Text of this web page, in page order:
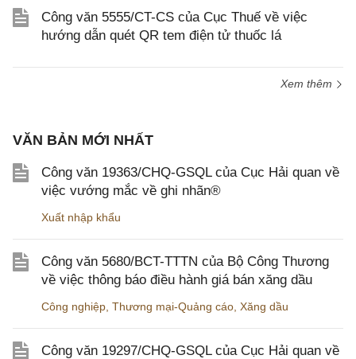
Công văn 5555/CT-CS của Cục Thuế về việc
hướng dẫn quét QR tem điện tử thuốc lá
Xem thêm
VĂN BẢN MỚI NHẤT
Công văn 19363/CHQ-GSQL của Cục Hải quan về
việc vướng mắc về ghi nhãn®
Xuất nhập khẩu
Công văn 5680/BCT-TTTN của Bộ Công Thương
về việc thông báo điều hành giá bán xăng dầu
Công nghiệp Thương mại-Quảng cáo Xăng dầu
Công văn 19297/CHQ-GSQL của Cục Hải quan về